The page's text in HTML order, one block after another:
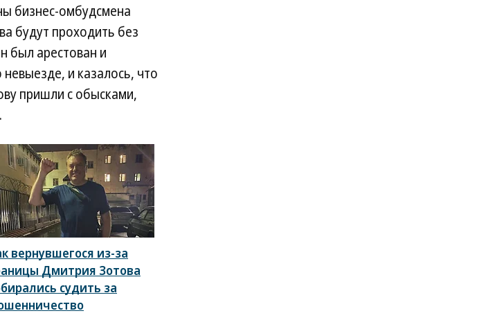
бизнес-омбудсмена
будут проходить без
был арестован и
и казалось, что
пришли с обысками,
вернувшегося из-за
Дмитрия Зотова
судить за